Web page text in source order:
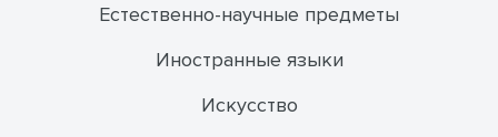
Естественно-научные предметы
Иностранные языки
Искусство